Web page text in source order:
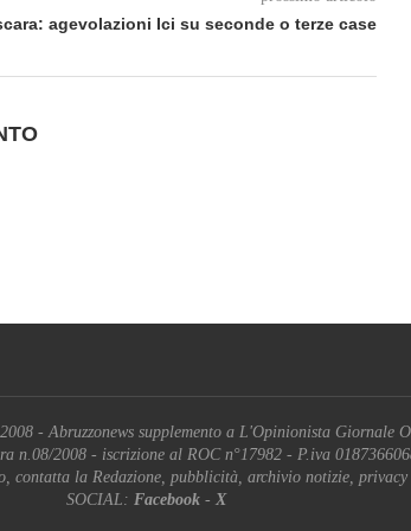
agevolazioni Ici su seconde o terze case
- Abruzzonews supplemento a L'Opinionista Giornale
n.08/2008 - iscrizione al ROC n°17982 - P.iva
contatta la Redazione, pubblicità, archivio notizie, privacy
SOCIAL: Facebook- X